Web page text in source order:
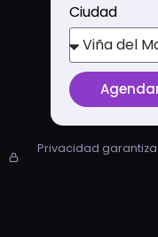
Ciudad
Privacidad